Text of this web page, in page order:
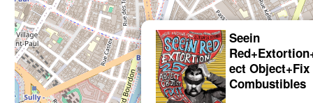
Seein
ect
Combustibles